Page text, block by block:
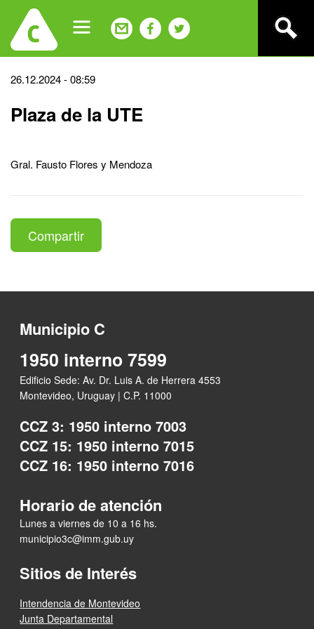
navigation
Back
top
26.12.2024 - 08:59
Plaza de la UTE
Gral. Fausto Flores y Mendoza
Compartir
Municipio C
1950 interno 7599
Edificio Sede: Av. Dr. Luis A. de Herrera 4553
Montevideo, Uruguay | C.P. 11000
CCZ 3: 1950 interno 7003
CCZ 15: 1950 interno 7015
CCZ 16: 1950 interno 7016
Horario de atención
Lunes a viernes de 10 a 16 hs.
municipio3c@imm.gub.uy
Sitios de Interés
Intendencia de Montevideo
Junta Departamental